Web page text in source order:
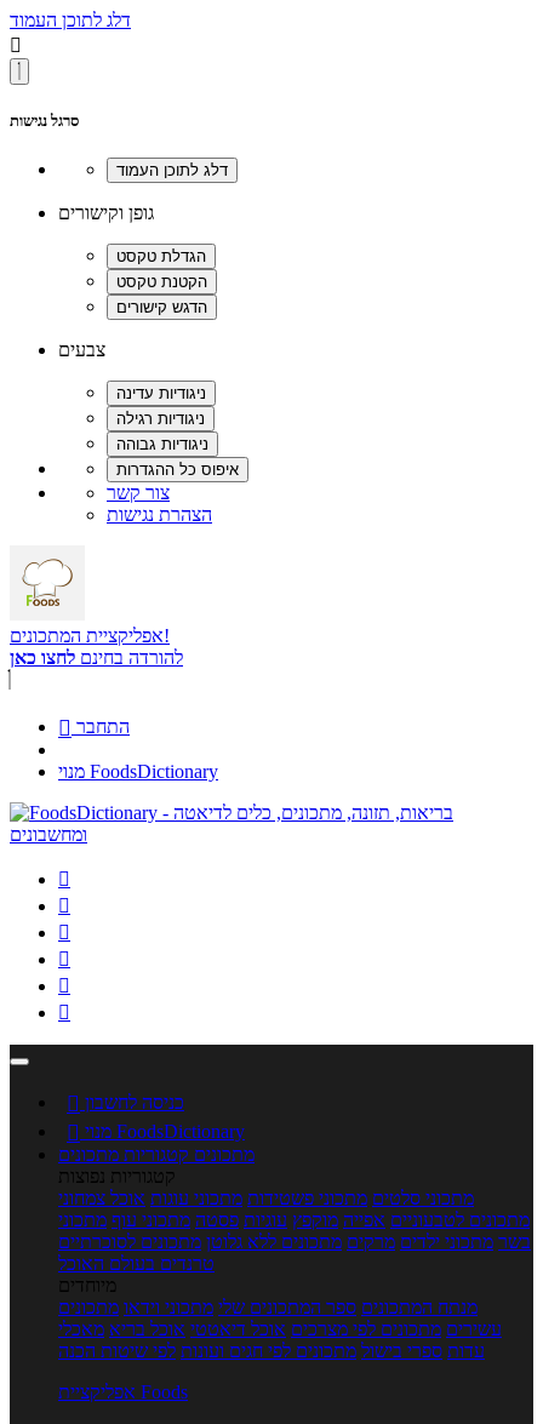
דלג לתוכן העמוד

סרגל נגישות
גופן וקישורים
צבעים
צור קשר
הצהרת נגישות
אפליקציית המתכונים!
להורדה בחינם לחצו כאן
 התחבר
מנוי FoodsDictionary






 כניסה לחשבון

מנוי FoodsDictionary
מתכונים קטגוריות מתכונים
קטגוריות נפוצות
מתכוני סלטים מתכוני פשטידות מתכוני עוגות אוכל צמחוני
מתכונים לטבעוניים אפייה מוקפץ עוגיות פסטה מתכוני עוף מתכוני
בשר מתכוני ילדים מרקים מתכונים ללא גלוטן מתכונים לסוכרתיים
טרנדים בעולם האוכל
מיוחדים
מנתח המתכונים ספר המתכונים שלי מתכוני וידאו מתכונים
עשירים מתכונים לפי מצרכים אוכל דיאטטי אוכל בריא מאכלי
עדות ספרי בישול מתכונים לפי חגים ועונות לפי שיטות הכנה
אפליקציית Foods